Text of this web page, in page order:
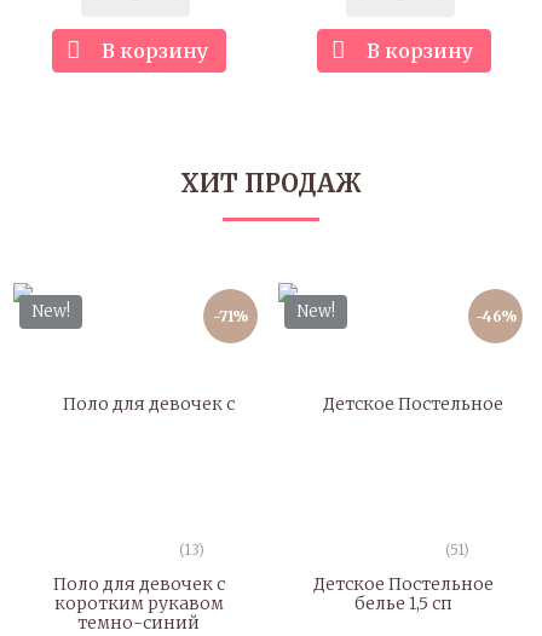
В корзину В корзину
ХИТ ПРОДАЖ
New! -71%
(13)
Поло для девочек с
коротким рукавом
темно-синий
New! -46%
(51)
Детское Постельное
белье 1,5 сп